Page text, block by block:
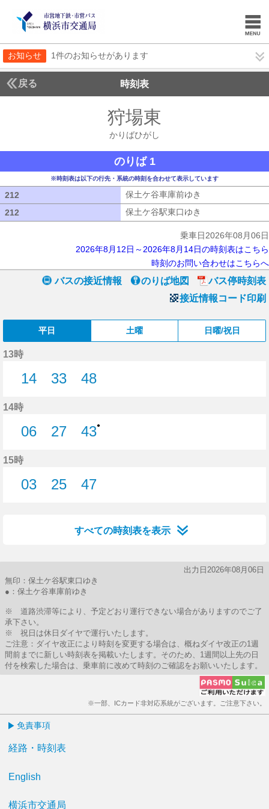
お知らせ 1件のお知らせがあります
戻る 時刻表
狩場東
かりばひがし
のりば 1
※時刻表は以下の行先・系統の時刻を合わせて表示しています
212 保土ケ谷車庫前ゆき
212
保土ケ谷駅東口ゆき
乗車日2026年08月06日
2026年8月12日～2026年8月14日の時刻表はこちら
時刻のお問い合わせはこちらへ
バスの接近情報 のりば地図
バス停時刻表
接近情報コード印刷
平日 土曜 日曜/祝日
13時
14
33
48
14時
06
27
43●
15時
03
25
47
すべての時刻表を表示
出力日2026年08月06日
無印：保土ケ谷駅東口ゆき
●：保土ケ谷車庫前ゆき
※ 道路渋滞等により、予定どおり運行できない場合がありますのでご了
承下さい。
※ 祝日は休日ダイヤで運行いたします。
ご注意：ダイヤ改正により時刻を変更する場合は、概ねダイヤ改正の1週
間前までに新しい時刻表を掲載いたします。そのため、1週間以上先の日
付を検索した場合は、乗車前に改めて時刻のご確認をお願いいたします。
※一部、ICカード非対応系統がございます。ご注意下さい。
免責事項
経路・時刻表
English
横浜市交通局